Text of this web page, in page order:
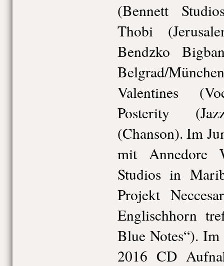
(Bennett
Thobi
Bendzko
Belgrad/
Valentines
Posterity
(Chanson). Im
mit Annedore
Studios in
Projekt
Englischhorn
Blue Notes“).
2016 CD